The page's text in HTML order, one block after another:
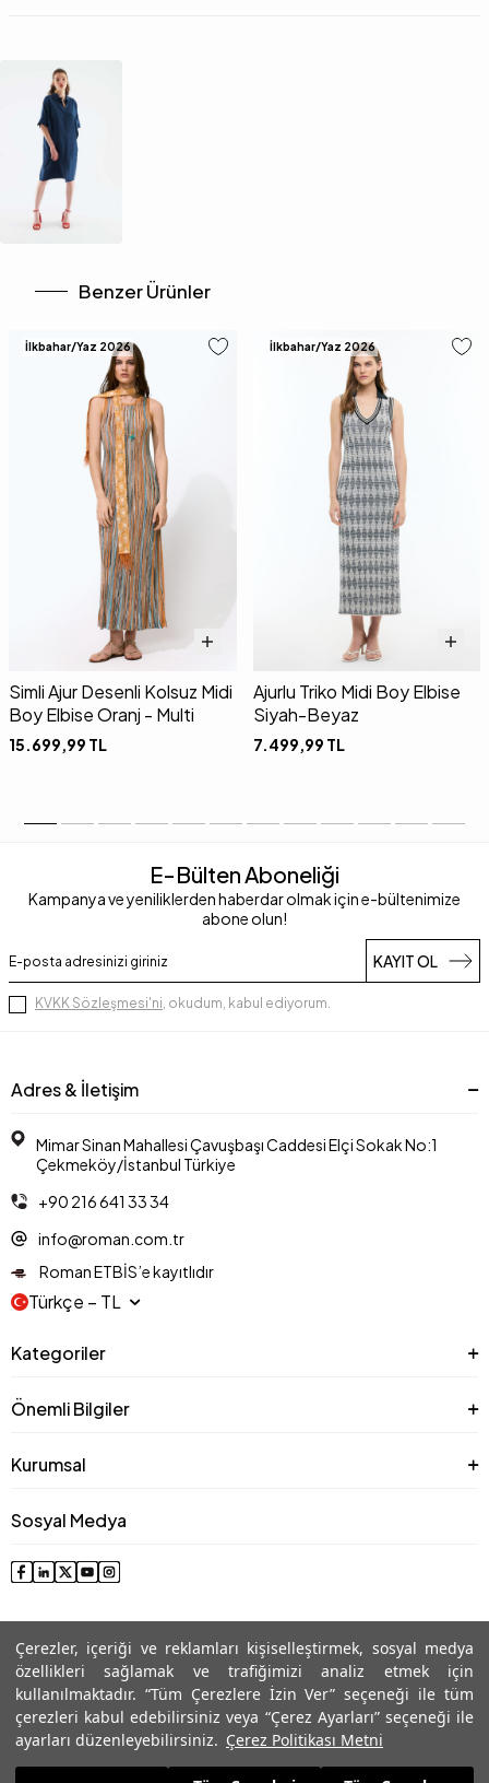
Çerezler, içeriği ve reklamları kişiselleştirmek, sosyal medya
özellikleri sağlamak ve trafiğimizi analiz etmek için
kullanılmaktadır. “Tüm Çerezlere İzin Ver” seçeneği ile tüm
çerezleri kabul edebilirsiniz veya “Çerez Ayarları” seçeneği ile
ayarları düzenleyebilirsiniz. Çerez Politikası Metni
Benzer Ürünler
İlkbahar/Yaz 2026
Simli Ajur Desenli Kolsuz Midi
Boy Elbise Oranj - Multi
15.699,99 TL
İlkbahar/Yaz 2026
Ajurlu Triko Midi Boy Elbise
Siyah-Beyaz
7.499,99 TL
E-Bülten Aboneliği
Kampanya ve yeniliklerden haberdar olmak için e-bültenimize
abone olun!
KAYIT OL
KVKK Sözleşmesi'ni, okudum, kabul ediyorum.
Adres & İletişim
Mimar Sinan Mahallesi Çavuşbaşı Caddesi Elçi Sokak No:1
Çekmeköy/İstanbul Türkiye
+90 216 641 33 34
info@roman.com.tr
Roman ETBİS’e kayıtlıdır
Türkçe − TL
Kategoriler
Önemli Bilgiler
Kurumsal
Sosyal Medya
© 2025 Roman® Tüm Hakları Saklıdır, İzinsiz kullanılamaz